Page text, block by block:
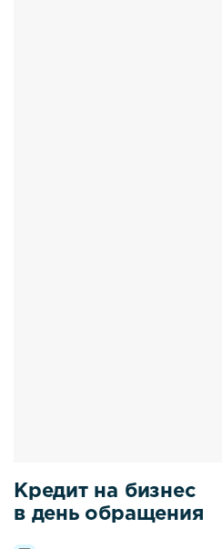
Кредит на бизнес
в день обращения